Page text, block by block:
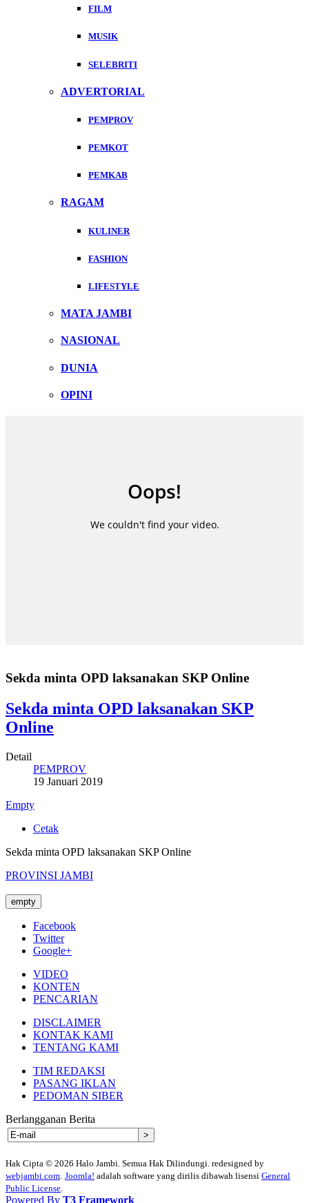
FILM
MUSIK
SELEBRITI
ADVERTORIAL
PEMPROV
PEMKOT
PEMKAB
RAGAM
KULINER
FASHION
LIFESTYLE
MATA JAMBI
NASIONAL
DUNIA
OPINI
Sekda minta OPD laksanakan SKP Online
Sekda minta OPD laksanakan SKP
Online
Detail
PEMPROV
19 Januari 2019
Empty
Cetak
Sekda minta OPD laksanakan SKP Online
PROVINSI JAMBI
empty
Facebook
Twitter
Google+
VIDEO
KONTEN
PENCARIAN
DISCLAIMER
KONTAK KAMI
TENTANG KAMI
TIM REDAKSI
PASANG IKLAN
PEDOMAN SIBER
Berlangganan Berita
Hak Cipta © 2026 Halo Jambi. Semua Hak Dilindungi. redesigned by
webjambi.com. Joomla! adalah software yang dirilis dibawah lisensi General
Public License.
Powered By T3 Framework